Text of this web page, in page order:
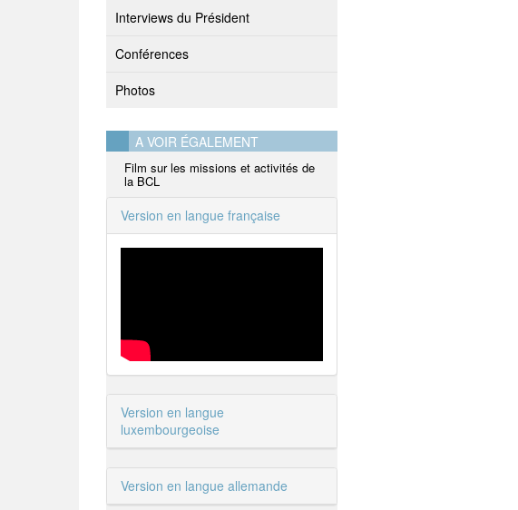
Interviews du Président
Conférences
Photos
A VOIR ÉGALEMENT
Film sur les missions et activités de
la BCL
Version en langue française
Version en langue
luxembourgeoise
Version en langue allemande